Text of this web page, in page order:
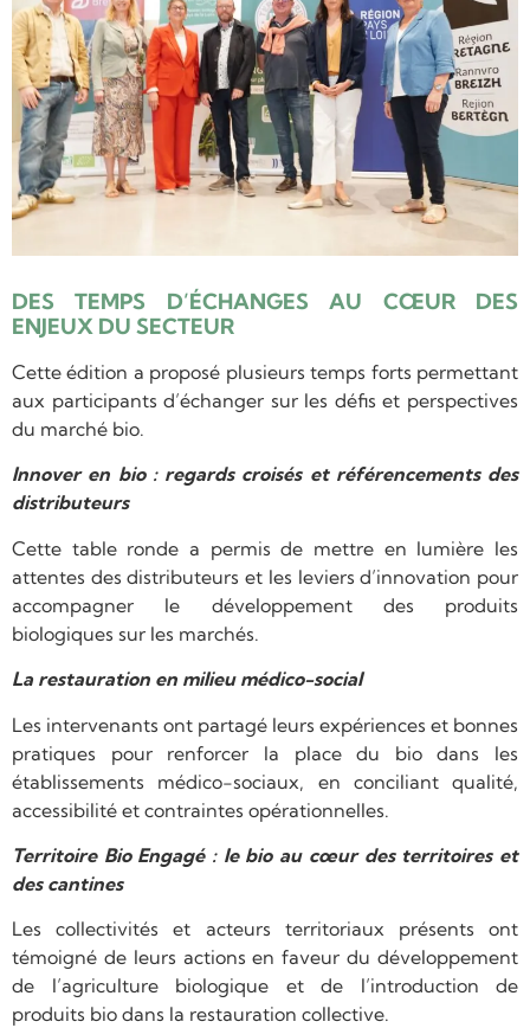
DES TEMPS D’ÉCHANGES AU CŒUR DES
ENJEUX DU SECTEUR
Cette édition a proposé plusieurs temps forts permettant
aux participants d’échanger sur les défis et perspectives
du marché bio.
Innover en bio : regards croisés et référencements des
distributeurs
Cette table ronde a permis de mettre en lumière les
attentes des distributeurs et les leviers d’innovation pour
accompagner le développement des produits
biologiques sur les marchés.
La restauration en milieu médico-social
Les intervenants ont partagé leurs expériences et bonnes
pratiques pour renforcer la place du bio dans les
établissements médico-sociaux, en conciliant qualité,
accessibilité et contraintes opérationnelles.
Territoire Bio Engagé : le bio au cœur des territoires et
des cantines
Les collectivités et acteurs territoriaux présents ont
témoigné de leurs actions en faveur du développement
de l’agriculture biologique et de l’introduction de
produits bio dans la restauration collective.